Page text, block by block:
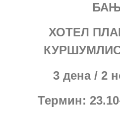
ХОТЕЛ
3 дена / 2
Термин: